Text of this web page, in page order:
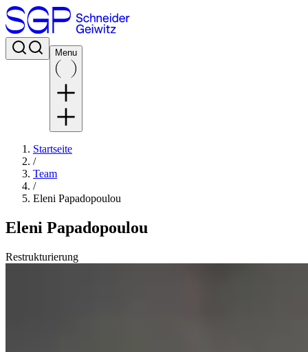
Menu
Startseite
/
Team
/
Eleni Papadopoulou
Eleni Papadopoulou
Restrukturierung